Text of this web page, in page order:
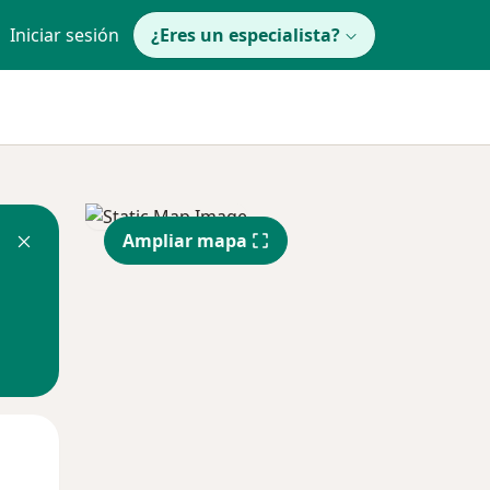
Iniciar sesión ¿Eres un especialista?
Ampliar mapa